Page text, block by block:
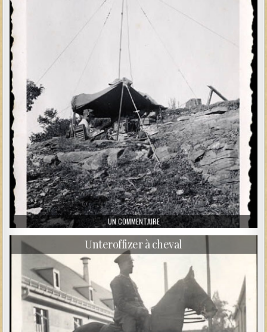
UN COMMENTAIRESUR UN POSTE DE RADIO EN
Unteroffizer à cheval